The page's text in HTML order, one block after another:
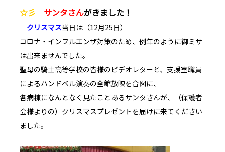
☆彡 サンタさんがきました！
クリスマス当日は（12月25日）
コロナ・インフルエンザ対策のため、例年のように御ミサ
は出来ませんでした。
聖母の騎士高等学校の皆様のビデオレターと、支援室職員
によるハンドベル演奏の全館放映を合図に、
各病棟になんとなく見たことあるサンタさんが、（保護者
会様よりの）クリスマスプレゼントを届けに来てください
ました。